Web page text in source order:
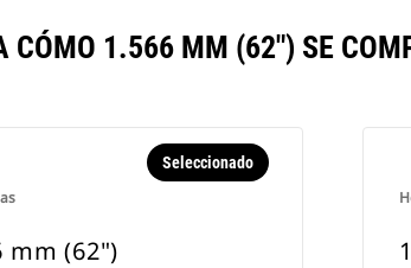
CÓMO 1.566 MM (62") SE
Seleccionado
mm (62")